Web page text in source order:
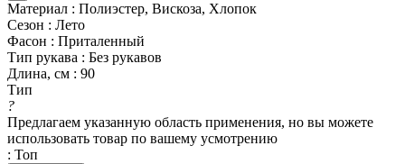
Материал : Полиэстер, Вискоза, Хлопок
Сезон : Лето
Фасон : Приталенный
Тип рукава : Без рукавов
Длина, см : 90
Тип
?
Предлагаем указанную область применения, но вы можете
использовать товар по вашему усмотрению
: Топ